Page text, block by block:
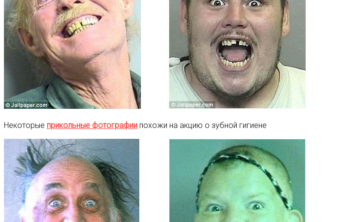
Некоторые прикольные фотографии похожи на акцию о зубной гигиене